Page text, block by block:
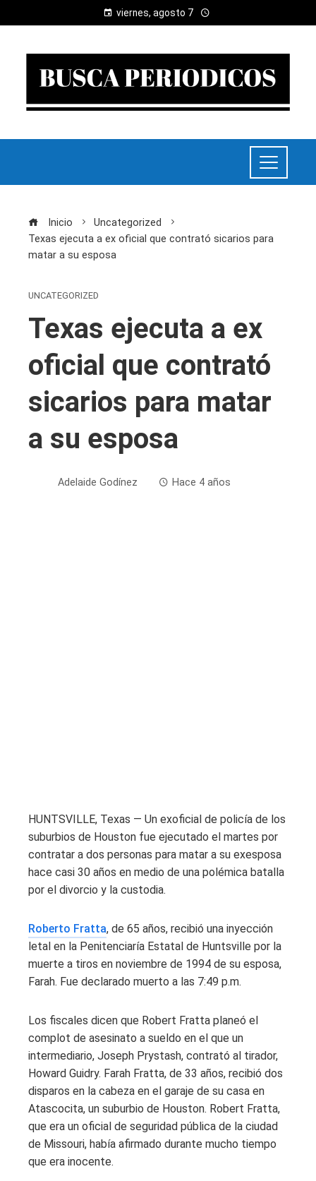
viernes, agosto 7
Inicio
Uncategorized
Texas ejecuta a ex oficial que contrató sicarios para
matar a su esposa
UNCATEGORIZED
Texas ejecuta a ex
oficial que contrató
sicarios para matar
a su esposa
Adelaide Godínez Hace 4 años
HUNTSVILLE, Texas — Un exoficial de policía de los
suburbios de Houston fue ejecutado el martes por
contratar a dos personas para matar a su exesposa
hace casi 30 años en medio de una polémica batalla
por el divorcio y la custodia.
Roberto Fratta, de 65 años, recibió una inyección
letal en la Penitenciaría Estatal de Huntsville por la
muerte a tiros en noviembre de 1994 de su esposa,
Farah. Fue declarado muerto a las 7:49 p.m.
Los fiscales dicen que Robert Fratta planeó el
complot de asesinato a sueldo en el que un
intermediario, Joseph Prystash, contrató al tirador,
Howard Guidry. Farah Fratta, de 33 años, recibió dos
disparos en la cabeza en el garaje de su casa en
Atascocita, un suburbio de Houston. Robert Fratta,
que era un oficial de seguridad pública de la ciudad
de Missouri, había afirmado durante mucho tiempo
que era inocente.